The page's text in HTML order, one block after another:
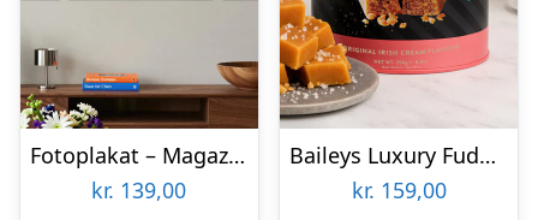
Fotoplakat – Magazine cover
kr. 139,00
Baileys Luxury Fudge 250 gram
kr. 159,00